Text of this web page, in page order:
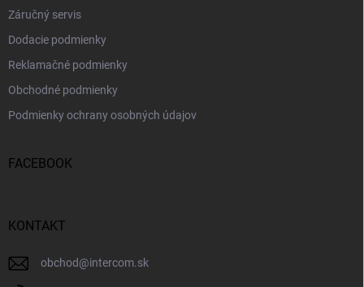
Záručný servis
Dodacie podmienky
Reklamačné podmienky
Obchodné podmienky
Podmienky ochrany osobných údajov
FACEBOOK
KONTAKT
obchod@intercom.sk